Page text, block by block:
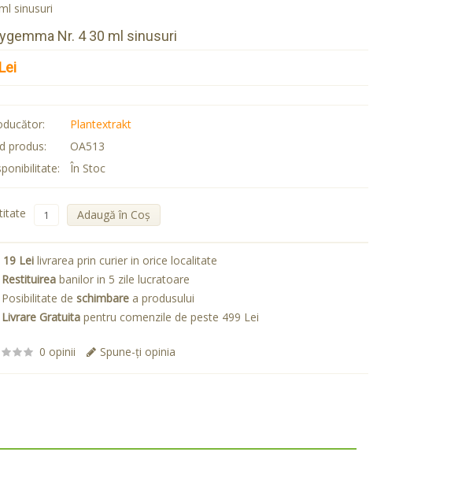
sinusuri
Nr. 4 30 ml sinusuri
Plantextrakt
produs:
OA513
În Stoc
Adaugă în Coş
19 Leilivrarea prin curier in orice localitate
Restituireabanilor in 5 zile lucratoare
de schimbarea produsului
Livrare Gratuitapentru comenzile de peste 499 Lei
0 opinii Spune-ţi opinia